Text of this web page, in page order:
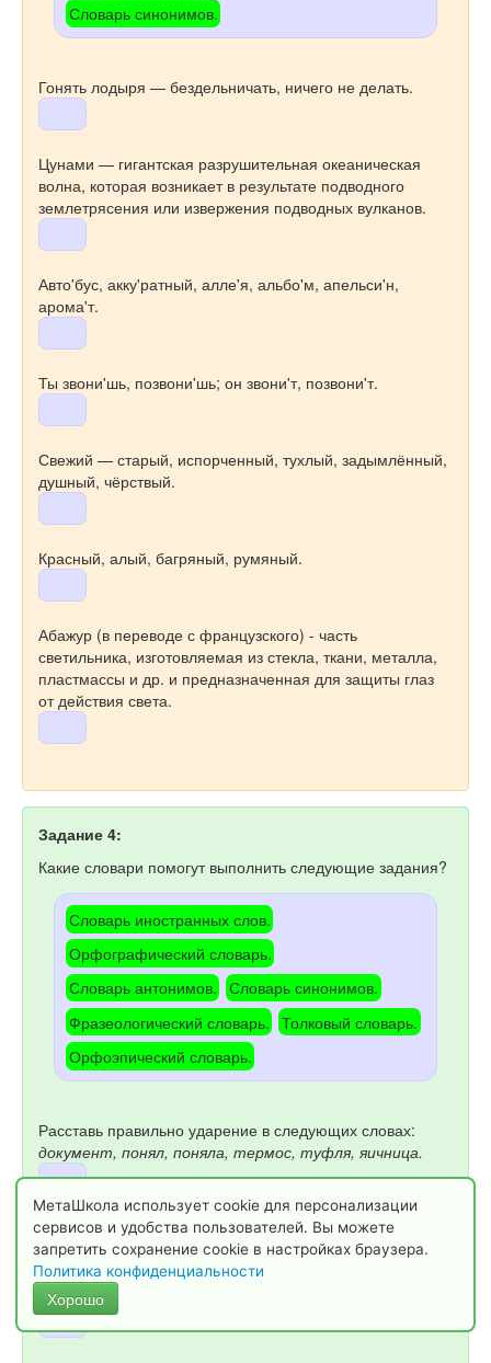
Словарь синонимов.
Гонять лодыря — бездельничать, ничего не делать.
Цунами — гигантская разрушительная океаническая
волна, которая возникает в результате подводного
землетрясения или извержения подводных вулканов.
Авто'бус, акку'ратный, алле'я, альбо'м, апельси'н,
арома'т.
Ты звони'шь, позвони'шь; он звони'т, позвони'т.
Свежий — старый, испорченный, тухлый, задымлённый,
душный, чёрствый.
Красный, алый, багряный, румяный.
Абажур (в переводе с французского) - часть
светильника, изготовляемая из стекла, ткани, металла,
пластмассы и др. и предназначенная для защиты глаз
от действия света.
Задание 4:
Какие словари помогут выполнить следующие задания?
Словарь иностранных слов.
Орфографический словарь.
Словарь антонимов. Словарь синонимов.
Фразеологический словарь. Толковый словарь.
Орфоэпический словарь.
Расставь правильно ударение в следующих словах:
документ, понял, поняла, термос, туфля, яичница.
Какой словарь поможет понять смысл данного текста?
Проснулся я сегодня ни свет ни заря. Позавтракал чем
бог послал. Сломя голову помчался в школу. Всю
дорогу бежал ни чуя ног под собой.
МетаШкола использует cookie для персонализации
сервисов и удобства пользователей. Вы можете
запретить сохранение cookie в настройках браузера.
Политика конфиденциальности
Хорошо